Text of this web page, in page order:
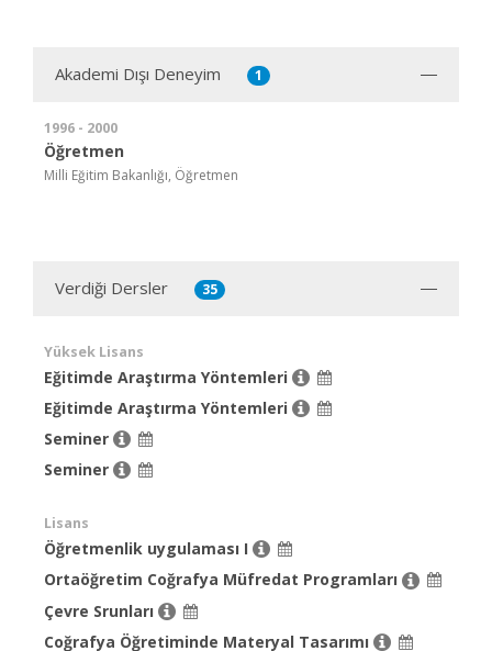
Akademi Dışı Deneyim 1
1996 - 2000
Öğretmen
Milli Eğitim Bakanlığı, Öğretmen
Verdiği Dersler 35
Yüksek Lisans
Eğitimde Araştırma Yöntemleri
Eğitimde Araştırma Yöntemleri
Seminer
Seminer
Lisans
Öğretmenlik uygulaması I
Ortaöğretim Coğrafya Müfredat Programları
Çevre Srunları
Coğrafya Öğretiminde Materyal Tasarımı